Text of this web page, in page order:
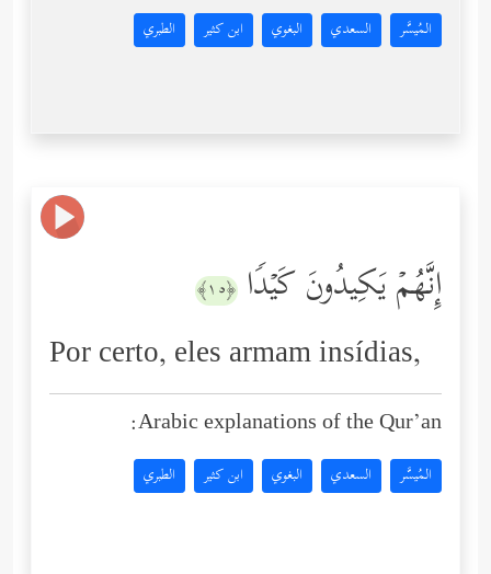
المُيسَّر السعدي البغوي ابن كثير الطبري
إِنَّهُمۡ یَكِیدُونَ كَیۡدࣰا ﴿١٥﴾
Por certo, eles armam insídias,
Arabic explanations of the Qur’an:
المُيسَّر السعدي البغوي ابن كثير الطبري